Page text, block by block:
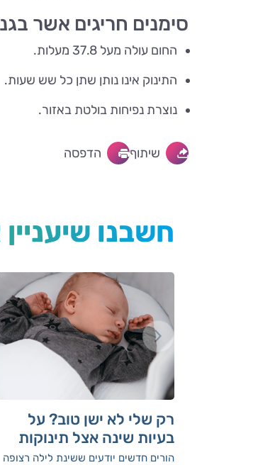
סימנים חריגים אשר
החום עולה מעל 37.8 מעלות.
התינוק אינו נותן שתן כל שש שעות.
נוצרת נפיחות בולטת באזור.
שיתוף הדפסה
חשבנו
רק שלי לא ישן טוב? על
בעיות שינה אצל תינוקות
הורים חדשים יודעים ששינת לילה רצופה